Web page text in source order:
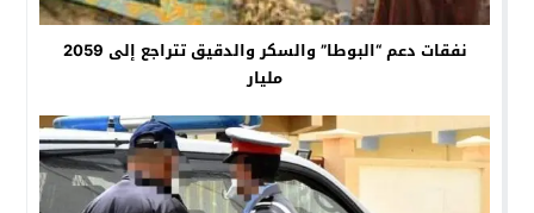
نفقات دعم “البوطا” والسكر والدقيق تتراجع إلى 2059
مليار